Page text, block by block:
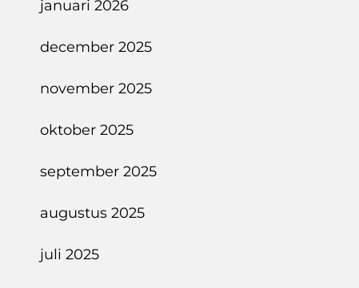
januari 2026
december 2025
november 2025
oktober 2025
september 2025
augustus 2025
juli 2025